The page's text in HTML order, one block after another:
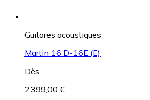
Guitares acoustiques
Martin 16 D-16E (E)
Dès
2 399,00 €